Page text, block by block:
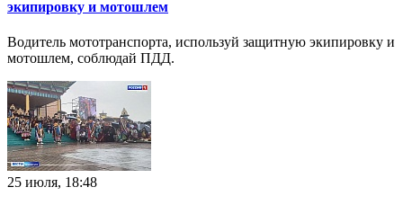
экипировку и мотошлем
Водитель мототранспорта, используй защитную экипировку и
мотошлем, соблюдай ПДД.
25 июля, 18:48